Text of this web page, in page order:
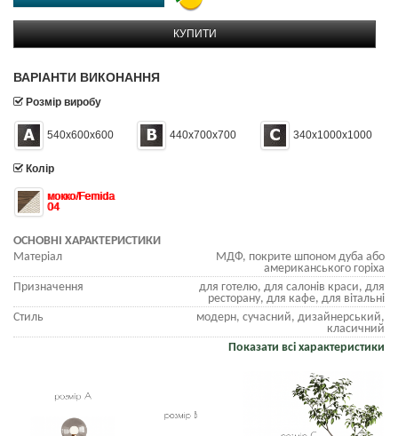
КУПИТИ
ВАРІАНТИ ВИКОНАННЯ
Розмір виробу
540х600х600 440х700х700 340х1000х1000
Колір
мокко/Femida
04
ОСНОВНІ ХАРАКТЕРИСТИКИ
Матеріал
МДФ, покрите шпоном дуба або
американського горіха
Призначення
для готелю, для салонів краси, для
ресторану, для кафе, для вітальні
Стиль
модерн, сучасний, дизайнерський,
класичний
Показати всі характеристики